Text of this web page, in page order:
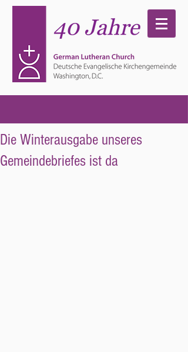
Die Winterausgabe unseres
Gemeindebriefes ist da